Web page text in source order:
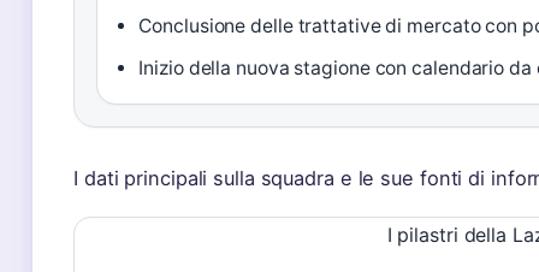
Conclusione delle trattative di mercato con
Inizio della nuova stagione con calendario da
I dati principali sulla squadra e le sue fonti di
I pilastri della